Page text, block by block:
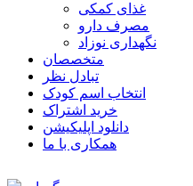
غذای کمکی
مصرف دارو
نگهداری نوزاد
متخصصان
تبادل نظر
انتخاب اسم کودک
خرید اشتراک
دانلود اپلیکیشن
همکاری با ما